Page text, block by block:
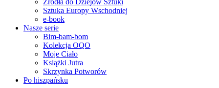
Źródła do Dziejów Sztuki
Sztuka Europy Wschodniej
e-book
Nasze serie
Bim-bam-bom
Kolekcja OQO
Moje Ciało
Książki Jutra
Skrzynka Potworów
Po hiszpańsku